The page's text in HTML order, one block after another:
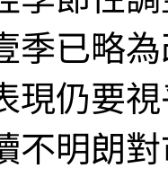
季已略
現仍要
不明朗